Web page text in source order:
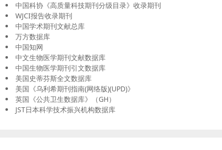
中国科协《高质量科技期刊分级目录》收录期刊
WJCI报告收录期刊
中国学术期刊文献总库
万方数据库
中国知网
中文生物医学期刊文献数据库
中国生物医学期刊引文数据库
美国史蒂芬斯全文数据库
美国《乌利希期刊指南(网络版)(UPD)》
英国《公共卫生数据库》（GH）
JST日本科学技术振兴机构数据库